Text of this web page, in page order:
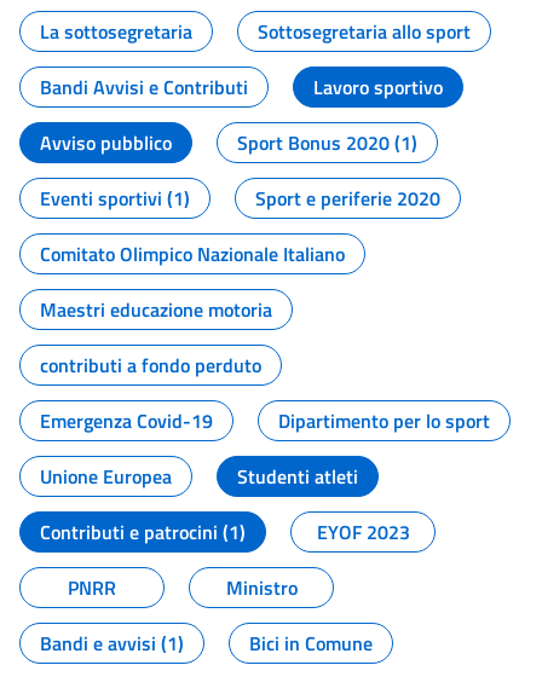
La sottosegretaria
Sottosegretaria allo sport
Bandi Avvisi e Contributi
Lavoro sportivo
Avviso pubblico
Sport Bonus 2020 (1)
Eventi sportivi (1)
Sport e periferie 2020
Comitato Olimpico Nazionale Italiano
Maestri educazione motoria
contributi a fondo perduto
Emergenza Covid-19
Dipartimento per lo sport
Unione Europea
Studenti atleti
Contributi e patrocini (1)
EYOF 2023
PNRR
Ministro
Bandi e avvisi (1)
Bici in Comune